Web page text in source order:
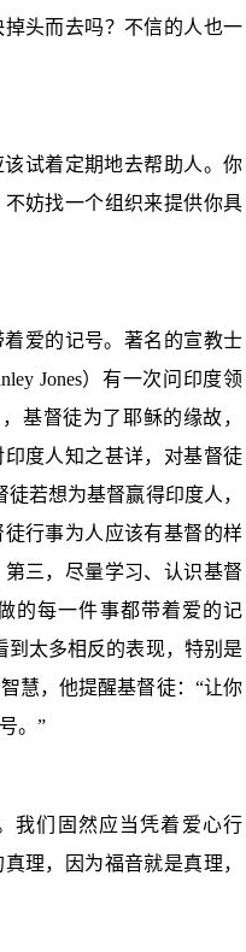
头而去吗？不信的人也一
试着定期地去帮助人。你
妨找一个组织来提供你具
爱的记号。 著名的宣教士
Jones）有一次问印度领
，基督徒为了耶稣的缘故，
度人知之甚详，对基督徒
若想为基督赢得印度人，
行事为人应该有基督的样
三，尽量学习、认识基督
的每一件事都带着爱的记
到太多相反的表现，特别是
慧，他提醒基督徒：“让你
。”
我们固然应当凭着爱心行
理，因为福音就是真理，